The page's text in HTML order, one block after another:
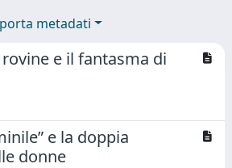
metadati
e il fantasma di
e la doppia
donne